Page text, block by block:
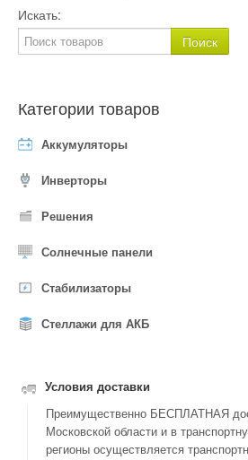
Искать:
Категории товаров
Аккумуляторы
Инверторы
Решения
Солнечные панели
Стабилизаторы
Стеллажи для АКБ
Условия доставки
Преимущественно БЕСПЛАТНАЯ
Московской области и в
регионы осуществляется